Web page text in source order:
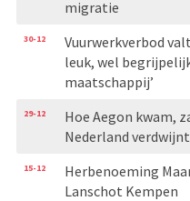
migratie
30-12
Vuurwerkverbod
leuk, wel
maatschappij’
29-12
Hoe Aegon kwam,
Nederland verdwijnt
15-12
Herbenoeming
Lanschot Kempen